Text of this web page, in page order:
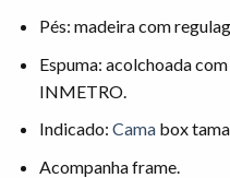
Pés: madeira com
Espuma: acolchoada
INMETRO.
Indicado: Camabox
Acompanha frame.